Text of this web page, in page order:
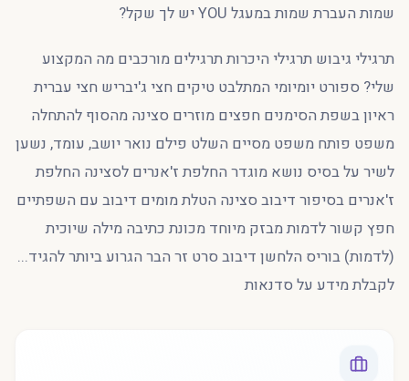
שמות העברת שמות במעגל YOU יש לך שקל?
תרגילי גיבוש תרגילי היכרות תרגילים מורכבים מה המקצוע
שלי? ספורט יומיומי המתלבט טיקים חצי ג'יבריש חצי עברית
ראיון בשפת הסימנים חפצים מוזרים סצינה מהסוף להתחלה
משפט פותח משפט מסיים השלט פילם נואר יושב, עומד, נשען
לשיר על בסיס נושא מוגדר החלפת ז'אנרים לסצינה החלפת
ז'אנרים בסיפור דיבוב סצינה הטלת מומים דיבוב עם השפתיים
חפץ קשור לדמות מבזק מיוחד מכונת כתיבה מילה שיוכית
(לדמות) בוריס הלחשן דיבוב סרט זר הבר הגרוע ביותר להגיד...
לקבלת מידע על סדנאות